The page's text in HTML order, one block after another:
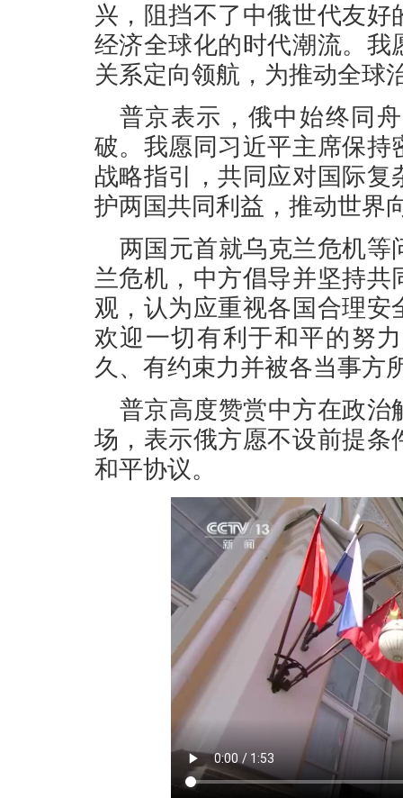
兴，阻挡不了中俄世代友
经济全球化的时代潮流。
关系定向领航，为推动全球
普京表示，俄中始终同
破。我愿同习近平主席保
战略指引，共同应对国际
护两国共同利益，推动世界
两国元首就乌克兰危机
兰危机，中方倡导并坚持
观，认为应重视各国合理
欢迎一切有利于和平的努
久、有约束力并被各当事方
普京高度赞赏中方在政
场，表示俄方愿不设前提
和平协议。